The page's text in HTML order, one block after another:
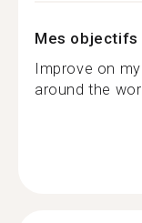
Mes objectifs
Improve on
around the